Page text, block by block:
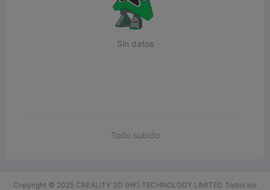
Sin datos
Todo subido
Copyright © 2025 CREALITY 3D (HK) TECHNOLOGY LIMITED Todos los